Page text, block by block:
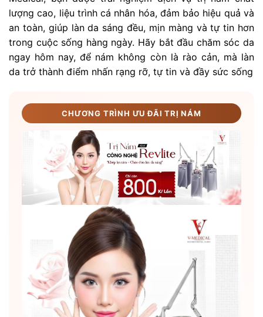
lượng cao, liệu trình cá nhân hóa, đảm bảo hiệu quả và
an toàn, giúp làn da sáng đều, mịn màng và tự tin hơn
trong cuộc sống hàng ngày. Hãy bắt đầu chăm sóc da
ngay hôm nay, để nám không còn là rào cản, mà làn
da trở thành điểm nhấn rạng rỡ, tự tin và đầy sức sống
CHƯƠNG TRÌNH ƯU ĐÃI TRỊ NÁM